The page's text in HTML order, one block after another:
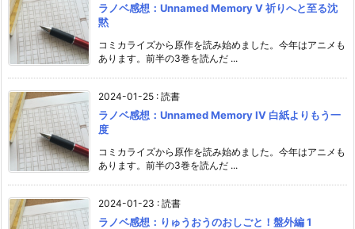
ラノベ感想：Unnamed Memory V 祈りへと至る沈
黙
コミカライズから原作を読み始めました。今年はアニメも
あります。前半の3巻を読んだ ...
2024-01-25 : 読書
ラノベ感想：Unnamed Memory IV 白紙よりもう一
度
コミカライズから原作を読み始めました。今年はアニメも
あります。前半の3巻を読んだ ...
2024-01-23 : 読書
ラノベ感想：りゅうおうのおしごと！盤外編 1